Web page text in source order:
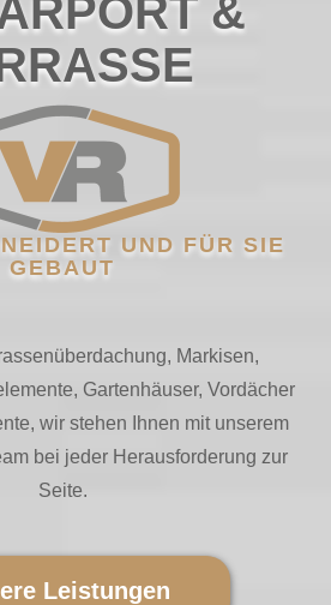
&
UND FÜR SIE G
EBAUT
Markisen,
Gartenhäuser, Vordächer
wir stehen Ihnen mit unserem
bei jeder Herausforderung zur
Seite.
Leistungen